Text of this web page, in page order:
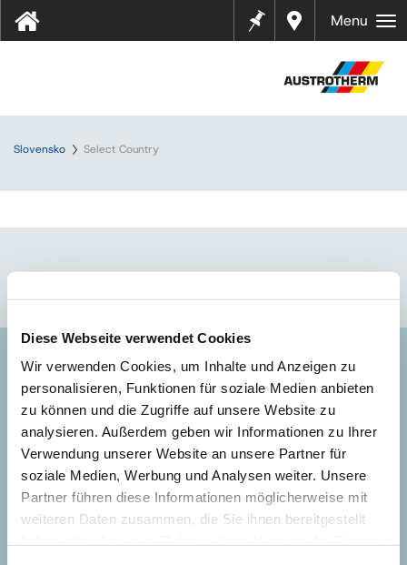
Diese Webseite verwendet Cookies
Wir verwenden Cookies, um Inhalte und Anzeigen zu
personalisieren, Funktionen für soziale Medien anbieten
zu können und die Zugriffe auf unsere Website zu
analysieren. Außerdem geben wir Informationen zu Ihrer
Verwendung unserer Website an unsere Partner für
soziale Medien, Werbung und Analysen weiter. Unsere
Partner führen diese Informationen möglicherweise mit
weiteren Daten zusammen, die Sie ihnen bereitgestellt
Najbliž
Pozná
mky
Menu
Slovensko Select Country
KONTAKT
Kontaktný formulár
+421 918 751 258
+421 908 266 706
obchodne@austrotherm.sk